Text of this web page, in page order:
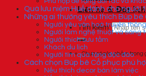
Liên hệ & Đặt lịch
Tìm kiếm:
Chưa có sản phẩm trong
Quà lưu niệm Huế dành cho người
Những ai thường yêu thích Búp bê
Người yêu văn hoá truyền thống
Người làm nghệ thuật và sáng
Người thích sưu tầm
Khách du lịch
Người tìm quà tặng độc đáo
Cách chọn Búp bê Cổ phục phù
Nếu thích decor bàn làm việc